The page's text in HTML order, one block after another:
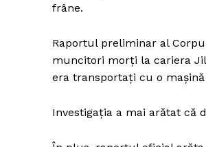
frâne.
Raportul preliminar al
muncitori morți la cariera
era transportați cu o
Investigația a mai arătat că